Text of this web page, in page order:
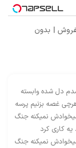
| بدون
دل شده وابسته
غصه بزنیم پرسه
نمیکنه جنگ
یه کاری کرد
نمیکنه جنگ